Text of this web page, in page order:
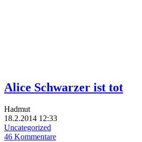
Alice Schwarzer ist tot
Hadmut
18.2.2014 12:33
Uncategorized
46 Kommentare